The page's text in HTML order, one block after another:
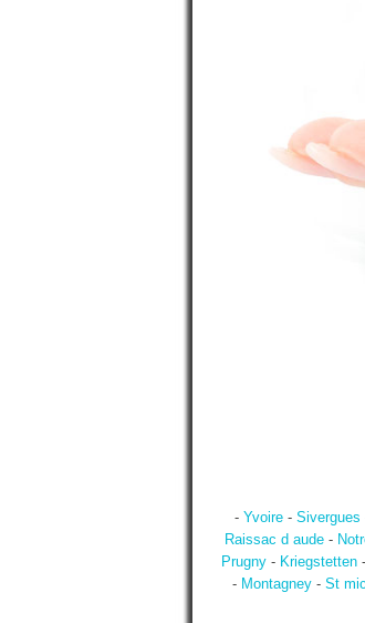
- Yvoire- Sivergues
Raissac d aude -
Prugny- Kriegstetten-
- Montagney- St